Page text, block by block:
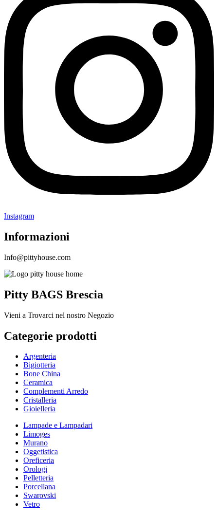
Instagram
Informazioni
Info@pittyhouse.com
Pitty BAGS Brescia
Vieni a Trovarci nel nostro Negozio
Categorie prodotti
Argenteria
Bigiotteria
Bone China
Ceramica
Complementi Arredo
Cristalleria
Gioielleria
Lampade e Lampadari
Limoges
Murano
Oggetistica
Oreficeria
Orologi
Pelletteria
Porcellana
Swarovski
Vetro